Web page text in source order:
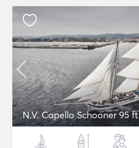
N.V. Capello Schooner 95 ft